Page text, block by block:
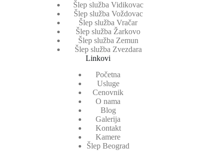
Šlep služba Vidikovac
Šlep služba Voždovac
Šlep služba Vračar
Šlep služba Žarkovo
Šlep služba Zemun
Šlep služba Zvezdara
Linkovi
Početna
Usluge
Cenovnik
O nama
Blog
Galerija
Kontakt
Kamere
Šlep Beograd